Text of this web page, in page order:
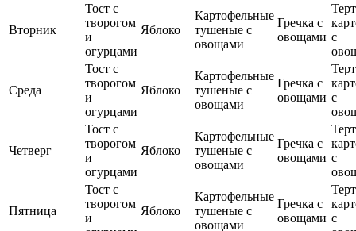
Вторник
Тост с
творогом
и
огурцами
Яблоко
Картофельные
тушеные с
овощами
Гречка с
овощами с
Среда
Тост с
творогом
и
огурцами
Яблоко
Картофельные
тушеные с
овощами
Гречка с
овощами с
Четверг
Тост с
творогом
и
огурцами
Яблоко
Картофельные
тушеные с
овощами
Гречка с
овощами с
Пятница
Тост с
творогом
и
Яблоко
Картофельные
тушеные с
овощами
Гречка с
овощами с